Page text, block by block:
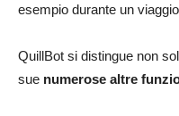
esempio durante un
QuillBot si distingue non
sue numerose altre